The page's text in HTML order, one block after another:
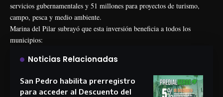
servicios gubernamentales y 51 millones para proyectos de turismo,
campo, pesca y medio ambiente.
Marina del Pilar subrayó que esta inversión beneficia a todos los
municipios:
Noticias Relacionadas
San Pedro habilita prerregistro
para acceder al Descuento del